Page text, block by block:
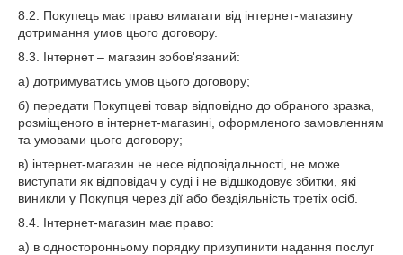
8.2. Покупець має право вимагати від інтернет-магазину
дотримання умов цього договору.
8.3. Інтернет – магазин зобов'язаний:
а) дотримуватись умов цього договору;
б) передати Покупцеві товар відповідно до обраного зразка,
розміщеного в інтернет-магазині, оформленого замовленням
та умовами цього договору;
в) інтернет-магазин не несе відповідальності, не може
виступати як відповідач у суді і не відшкодовує збитки, які
виникли у Покупця через дії або бездіяльність третіх осіб.
8.4. Інтернет-магазин має право:
а) в односторонньому порядку призупинити надання послуг